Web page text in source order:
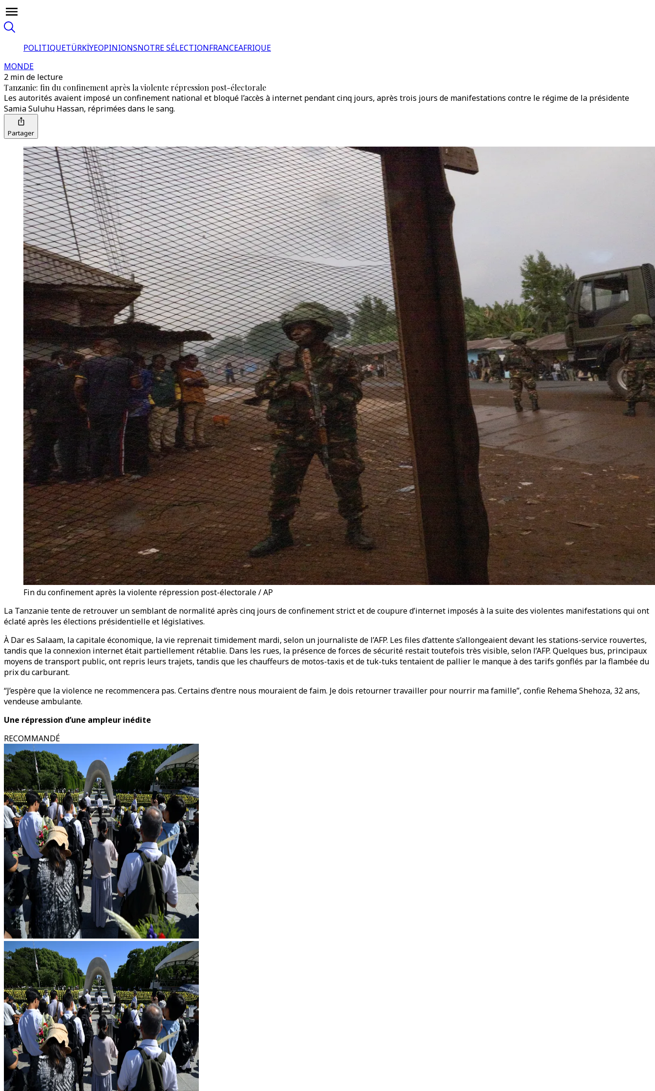
POLITIQUETÜRKİYEOPINIONSNOTRE SÉLECTIONFRANCEAFRIQUE
MONDE
2 min de lecture
Tanzanie: fin du confinement après la violente répression post-électorale
Les autorités avaient imposé un confinement national et bloqué l’accès à internet pendant cinq jours, après trois jours de manifestations contre le régime de la présidente
Samia Suluhu Hassan, réprimées dans le sang.
Partager
Fin du confinement après la violente répression post-électorale / AP
La Tanzanie tente de retrouver un semblant de normalité après cinq jours de confinement strict et de coupure d’internet imposés à la suite des violentes manifestations qui ont
éclaté après les élections présidentielle et législatives.
À Dar es Salaam, la capitale économique, la vie reprenait timidement mardi, selon un journaliste de l’AFP. Les files d’attente s’allongeaient devant les stations-service rouvertes,
tandis que la connexion internet était partiellement rétablie. Dans les rues, la présence de forces de sécurité restait toutefois très visible, selon l’AFP. Quelques bus, principaux
moyens de transport public, ont repris leurs trajets, tandis que les chauffeurs de motos-taxis et de tuk-tuks tentaient de pallier le manque à des tarifs gonflés par la flambée du
prix du carburant.
“J’espère que la violence ne recommencera pas. Certains d’entre nous mouraient de faim. Je dois retourner travailler pour nourrir ma famille”, confie Rehema Shehoza, 32 ans,
vendeuse ambulante.
Une répression d’une ampleur inédite
RECOMMANDÉ